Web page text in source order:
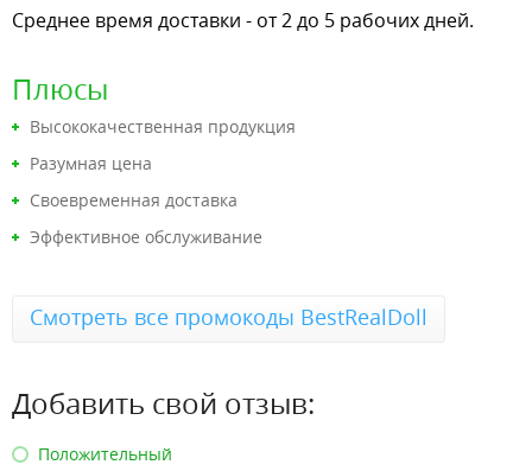
Среднее время доставки - от 2 до 5 рабочих дней.
Плюсы
Высококачественная продукция
Разумная цена
Своевременная доставка
Эффективное обслуживание
Смотреть все промокоды BestRealDoll
Добавить свой отзыв:
Положительный